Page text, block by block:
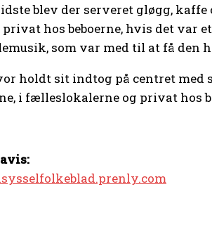
blev der serveret gløgg,
privat hos beboerne, hvis det var
som var med til at få den
holdt sit indtog på centret med
i fælleslokalerne og privat hos